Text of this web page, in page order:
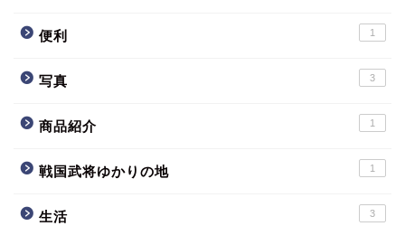
便利 1
写真 3
商品紹介 1
戦国武将ゆかりの地 1
生活 3